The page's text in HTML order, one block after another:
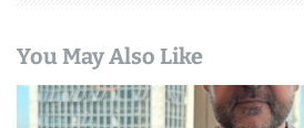
You May Also Like